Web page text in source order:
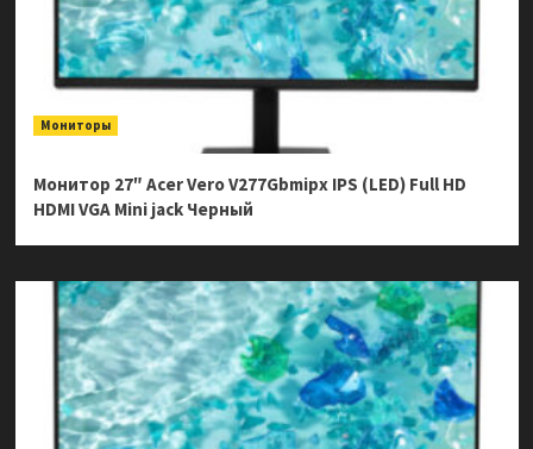
Мониторы
Монитор 27″ Acer Vero V277Gbmipx IPS (LED) Full HD
HDMI VGA Mini jack Черный